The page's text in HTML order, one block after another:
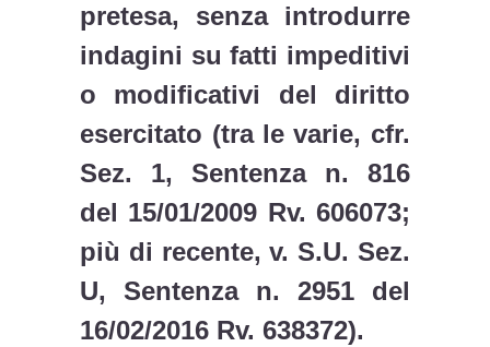
pretesa, senza introdurre
indagini su fatti impeditivi
o modificativi del diritto
esercitato (tra le varie, cfr.
Sez. 1, Sentenza n. 816
del 15/01/2009 Rv. 606073;
più di recente, v. S.U. Sez.
U, Sentenza n. 2951 del
16/02/2016 Rv. 638372).